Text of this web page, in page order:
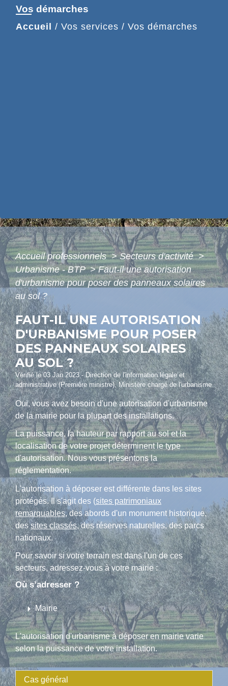
Vos démarches
Accueil / Vos services / Vos démarches
Accueil professionnels> Secteurs d'activité>
Urbanisme - BTP> Faut-il une autorisation
d'urbanisme pour poser des panneaux solaires
au sol ?
FAUT-IL UNE AUTORISATION
D'URBANISME POUR POSER
DES PANNEAUX SOLAIRES
AU SOL ?
Vérifié le 03 Jan 2023 - Direction de l'information légale et
administrative (Première ministre), Ministère chargé de l'urbanisme
Oui, vous avez besoin d'une autorisation d'urbanisme
de la mairie pour la plupart des installations.
La puissance, la hauteur par rapport au sol et la
localisation de votre projet déterminent le type
d'autorisation. Nous vous présentons la
réglementation.
L'autorisation à déposer est différente dans les sites
protégés. Il s'agit des (sites patrimoniaux
remarquables, des abords d'un monument historique,
dessites classés, des réserves naturelles, des parcs
nationaux.
Pour savoir si votre terrain est dans l'un de ces
secteurs, adressez-vous à votre mairie :
Où s’adresser ?
arrow_rightMairie
L'autorisation d'urbanisme à déposer en mairie varie
selon la puissance de votre installation.
Cas général